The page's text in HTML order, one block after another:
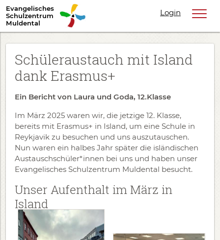
Evangelisches
Schulzentrum
Muldental
Login
Schüleraustauch mit Island
dank Erasmus+
Ein Bericht von Laura und Goda, 12.Klasse
Im März 2025 waren wir, die jetzige 12. Klasse,
bereits mit Erasmus+ in Island, um eine Schule in
Reykjavik zu besuchen und uns auszutauschen.
Nun waren ein halbes Jahr später die isländischen
Austauschschüler*innen bei uns und haben unser
Evangelisches Schulzentrum Muldental besucht.
Unser Aufenthalt im März in
Island